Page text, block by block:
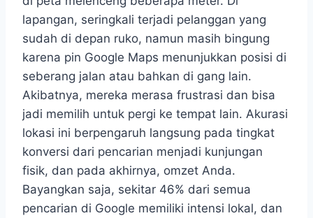
lapangan, seringkali terjadi pelanggan yang
sudah di depan ruko, namun masih bingung
karena pin Google Maps menunjukkan posisi di
seberang jalan atau bahkan di gang lain.
Akibatnya, mereka merasa frustrasi dan bisa
jadi memilih untuk pergi ke tempat lain. Akurasi
lokasi ini berpengaruh langsung pada tingkat
konversi dari pencarian menjadi kunjungan
fisik, dan pada akhirnya, omzet Anda.
Bayangkan saja, sekitar 46% dari semua
pencarian di Google memiliki intensi lokal, dan